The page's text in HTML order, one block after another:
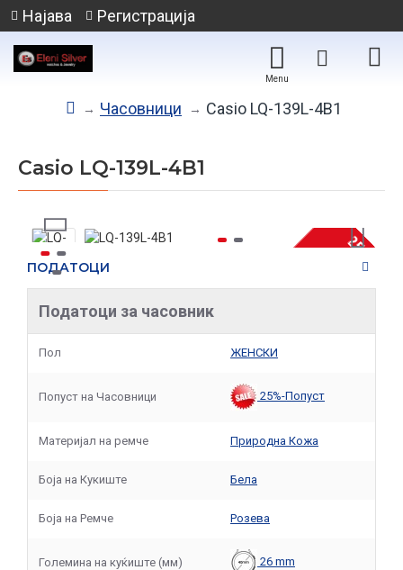
Најава Регистрација
Часовници Casio LQ-139L-4B1
Casio LQ-139L-4B1
-25 %
НЕМА НА ЗАЛИХА
ПОДАТОЦИ
Податоци за часовник
Пол ЖЕНСКИ
Попуст на Часовници 25%-Попуст
Материјал на ремче Природна Кожа
Боја на Кукиште Бела
Боја на Ремче Розева
Големина на куќиште (мм) 26 mm